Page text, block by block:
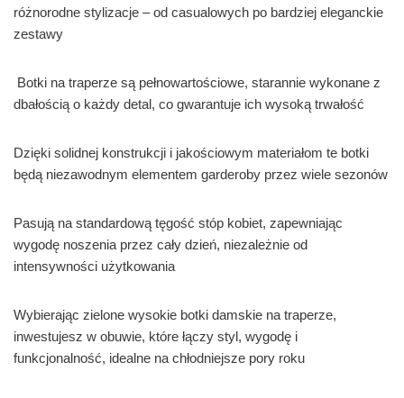
różnorodne stylizacje – od casualowych po bardziej eleganckie
zestawy
Botki na traperze są pełnowartościowe, starannie wykonane z
dbałością o każdy detal, co gwarantuje ich wysoką trwałość
Dzięki solidnej konstrukcji i jakościowym materiałom te botki
będą niezawodnym elementem garderoby przez wiele sezonów
Pasują na standardową tęgość stóp kobiet, zapewniając
wygodę noszenia przez cały dzień, niezależnie od
intensywności użytkowania
Wybierając zielone wysokie botki damskie na traperze,
inwestujesz w obuwie, które łączy styl, wygodę i
funkcjonalność, idealne na chłodniejsze pory roku